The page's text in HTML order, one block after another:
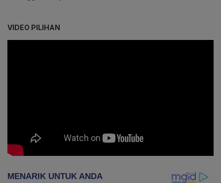
VIDEO PILIHAN